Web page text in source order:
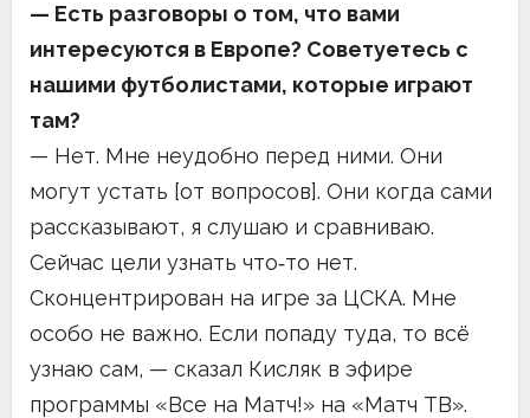
— Есть разговоры о том, что вами
интересуются в Европе? Советуетесь с
нашими футболистами, которые играют
там?
— Нет. Мне неудобно перед ними. Они
могут устать [от вопросов]. Они когда сами
рассказывают, я слушаю и сравниваю.
Сейчас цели узнать что‑то нет.
Сконцентрирован на игре за ЦСКА. Мне
особо не важно. Если попаду туда, то всё
узнаю сам, — сказал Кисляк в эфире
программы «Все на Матч!» на «Матч ТВ».